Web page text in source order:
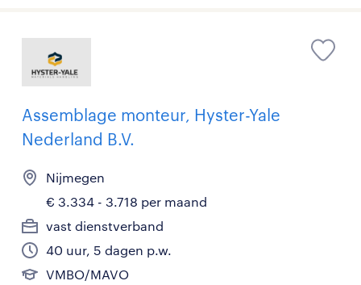
Assemblage monteur, Hyster-Yale
Nederland B.V.
Nijmegen
€ 3.334 - 3.718 per maand
vast dienstverband
40 uur, 5 dagen p.w.
VMBO/MAVO